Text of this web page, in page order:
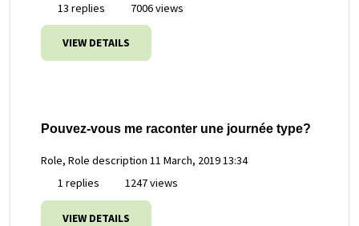
13 replies
7006 views
VIEW DETAILS
Pouvez-vous me raconter une journée type?
Role, Role description 11 March, 2019 13:34
1 replies
1247 views
VIEW DETAILS